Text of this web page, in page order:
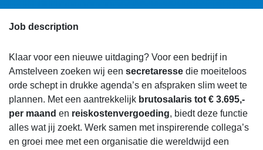
Job description
Klaar voor een nieuwe uitdaging? Voor een bedrijf in
Amstelveen zoeken wij een secretaresse die moeiteloos
orde schept in drukke agenda’s en afspraken slim weet te
plannen. Met een aantrekkelijk brutosalaris tot € 3.695,-
per maand en reiskostenvergoeding, biedt deze functie
alles wat jij zoekt. Werk samen met inspirerende collega’s
en groei mee met een organisatie die wereldwijd een